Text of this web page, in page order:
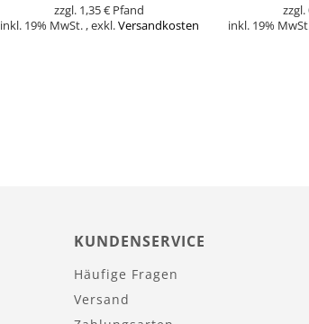
1,35 €
inkl. 19% MwSt. ,exkl.Versandkosten
inkl. 19%
KUNDENSERVICE
Häufige Fragen
Versand